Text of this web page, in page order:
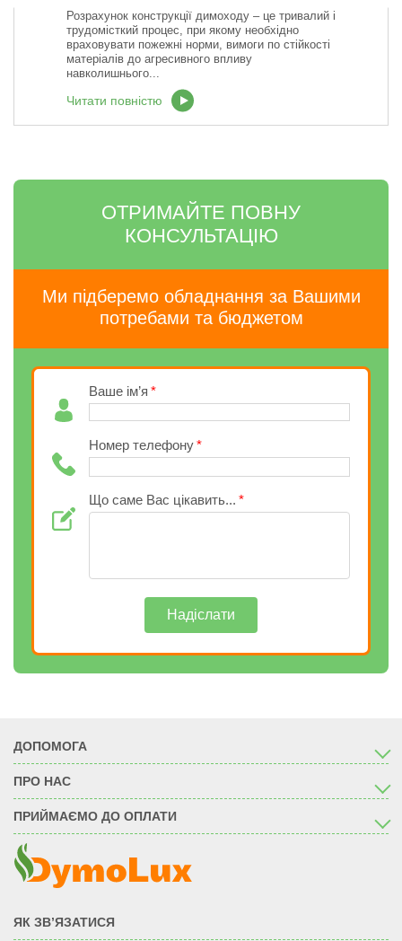
Розрахунок конструкції димоходу – це тривалий і
трудомісткий процес, при якому необхідно
враховувати пожежні норми, вимоги по стійкості
матеріалів до агресивного впливу
навколишнього...
Читати повністю
ОТРИМАЙТЕ ПОВНУ
КОНСУЛЬТАЦІЮ
Ми підберемо обладнання за Вашими
потребами та бюджетом
Ваше ім’я
Номер телефону
Що саме Вас цікавить...
Надіслати
ДОПОМОГА
ПРО НАС
ПРИЙМАЄМО ДО ОПЛАТИ
ЯК ЗВ’ЯЗАТИСЯ